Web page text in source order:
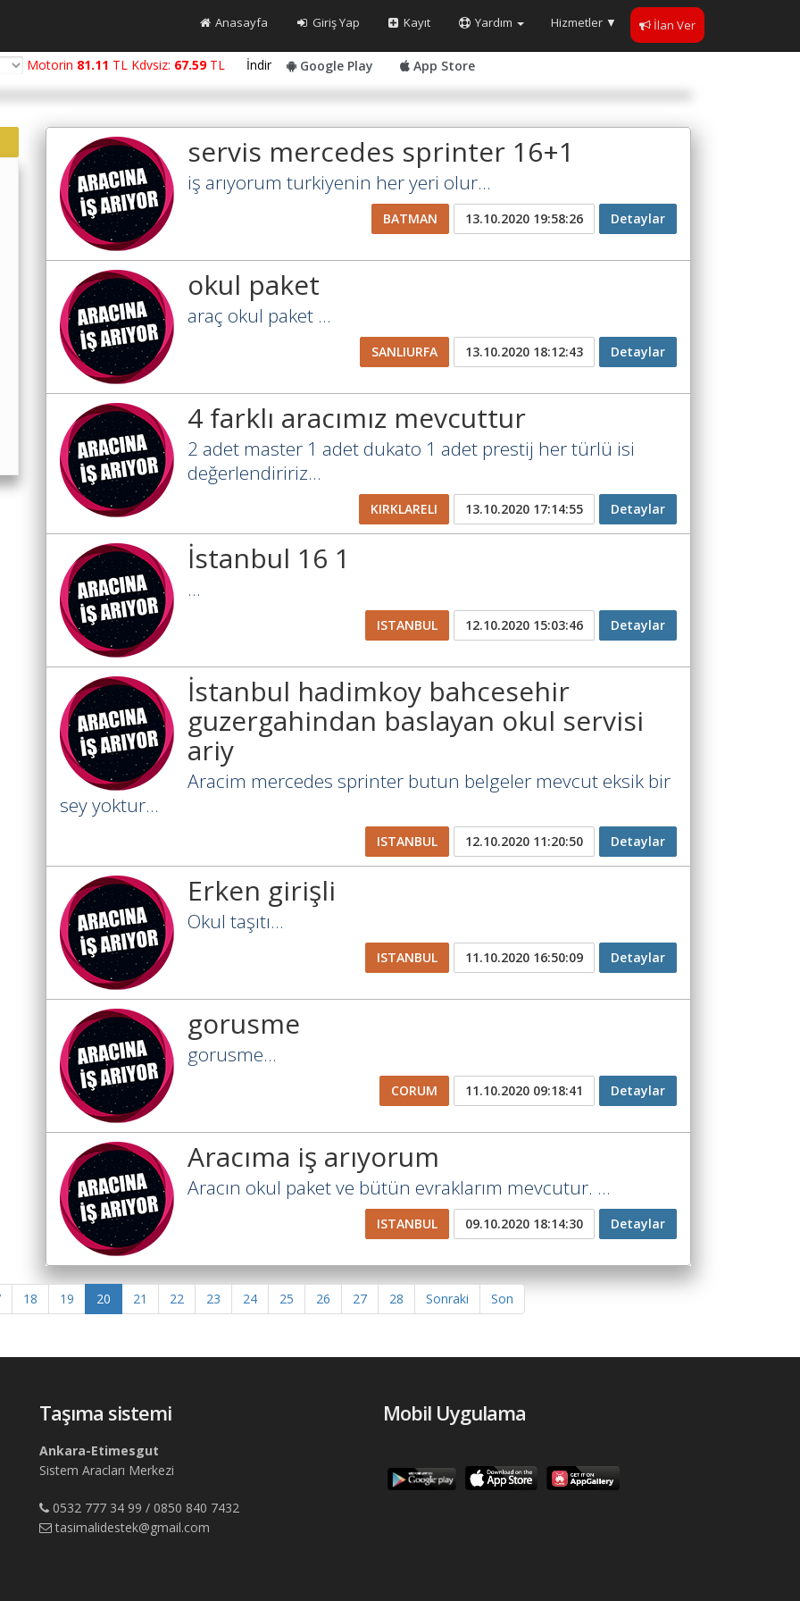
Motorin 81.11 TL Kdvsiz: 67.59TL İndir Google Play App Store
Anasayfa Giriş Yap Kayıt Yardım Hizmetler ▼ İlan Ver
servis mercedes sprinter 16+1
iş arıyorum turkiyenin her yeri olur...
BATMAN 13.10.2020 19:58:26 Detaylar
okul paket
araç okul paket ...
SANLIURFA 13.10.2020 18:12:43 Detaylar
4 farklı aracımız mevcuttur
2 adet master 1 adet dukato 1 adet prestij her türlü isi
değerlendiririz...
KIRKLARELI 13.10.2020 17:14:55 Detaylar
İstanbul 16 1
...
ISTANBUL 12.10.2020 15:03:46 Detaylar
İstanbul hadimkoy bahcesehir
guzergahindan baslayan okul servisi
ariy
Aracim mercedes sprinter butun belgeler mevcut eksik bir
sey yoktur...
ISTANBUL 12.10.2020 11:20:50 Detaylar
Erken girişli
Okul taşıtı...
ISTANBUL 11.10.2020 16:50:09 Detaylar
gorusme
gorusme...
CORUM 11.10.2020 09:18:41 Detaylar
Aracıma iş arıyorum
Aracın okul paket ve bütün evraklarım mevcutur. ...
ISTANBUL 09.10.2020 18:14:30 Detaylar
18 19 20 21 22 23 24 25 26 27 28 Sonraki Son
Taşıma sistemi
Ankara-Etimesgut
Sistem Aracları Merkezi
0532 777 34 99 / 0850 840 7432
tasimalidestek@gmail.com
Mobil Uygulama